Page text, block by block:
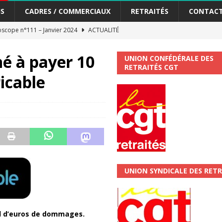
CADRES / COMMERCIAUX RETRAITÉS
n°111 – Janvier 2024
ACTUALITÉ
Gardons la main sur nos congés !
et…. des augmentations pour les salariéS !!!
de développement de la Direction Commerciale DDCE/Télévente :
Sociales et Culturelles : Un droit, pas un cadeau !
SECTEUR
n°126
AUTRES TRACTS
à payer 10
de dommages.
UNION CONFÉDÉRALE DES
RETRAITÉS CGT
UNION SYNDICALE DES